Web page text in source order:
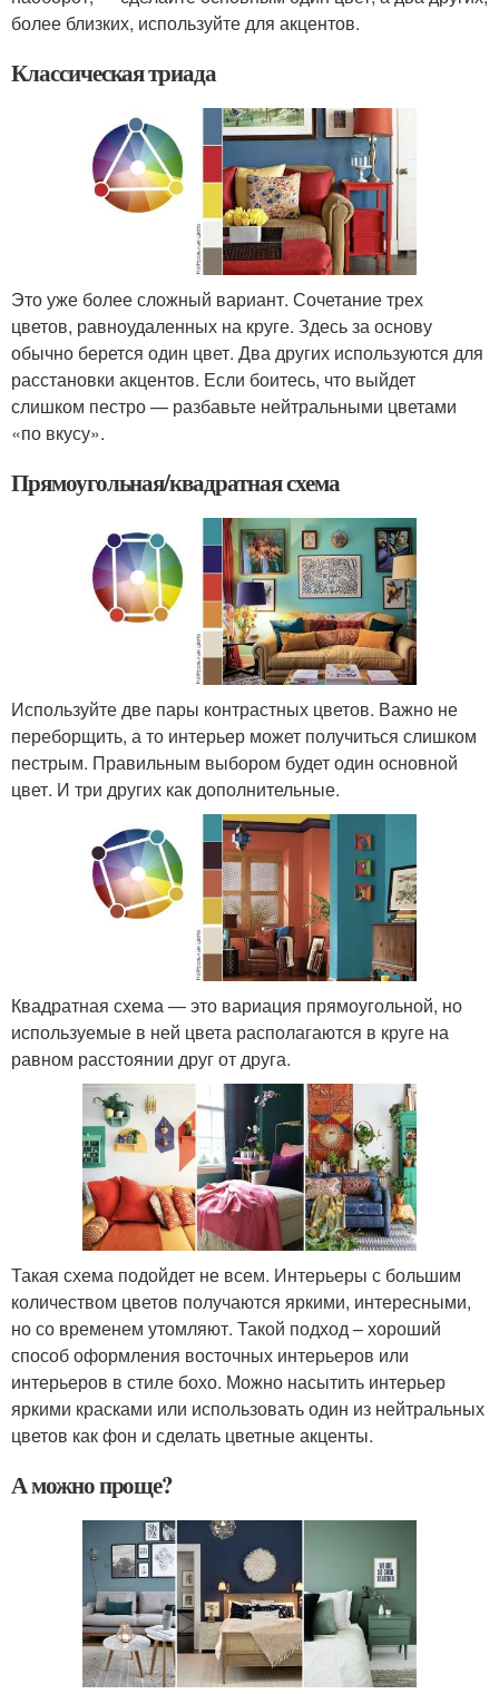
более близких, используйте для акцентов.
Классическая триада
Это уже более сложный вариант. Сочетание трех
цветов, равноудаленных на круге. Здесь за основу
обычно берется один цвет. Два других используются для
расстановки акцентов. Если боитесь, что выйдет
слишком пестро — разбавьте нейтральными цветами
«по вкусу».
Прямоугольная/квадратная схема
Используйте две пары контрастных цветов. Важно не
переборщить, а то интерьер может получиться слишком
пестрым. Правильным выбором будет один основной
цвет. И три других как дополнительные.
Квадратная схема — это вариация прямоугольной, но
используемые в ней цвета располагаются в круге на
равном расстоянии друг от друга.
Такая схема подойдет не всем. Интерьеры с большим
количеством цветов получаются яркими, интересными,
но со временем утомляют. Такой подход – хороший
способ оформления восточных интерьеров или
интерьеров в стиле бохо. Можно насытить интерьер
яркими красками или использовать один из нейтральных
цветов как фон и сделать цветные акценты.
А можно проще?